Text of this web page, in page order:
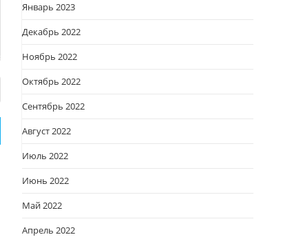
Январь 2023
Декабрь 2022
Ноябрь 2022
Октябрь 2022
Сентябрь 2022
Август 2022
Июль 2022
Июнь 2022
Май 2022
Апрель 2022